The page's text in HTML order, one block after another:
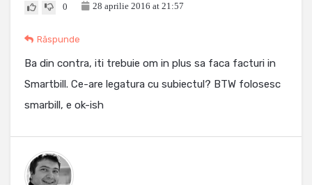
0 28 aprilie 2016 at 21:57
Răspunde
Ba din contra, iti trebuie om in plus sa faca facturi in
Smartbill. Ce-are legatura cu subiectul? BTW folosesc
smarbill, e ok-ish